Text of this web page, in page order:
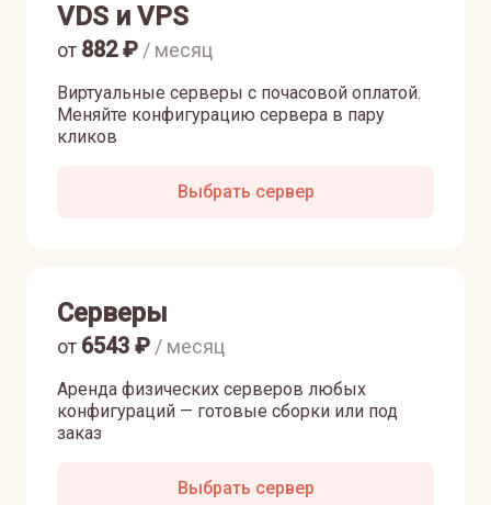
VDS и VPS
Виртуальные серверы с почасовой оплатой.
Меняйте конфигурацию сервера в пару
кликов
от 882₽ / месяц
Выбрать сервер
Серверы
Аренда физических серверов любых
конфигураций — готовые сборки или под
заказ
от 6543 ₽ / месяц
Выбрать сервер